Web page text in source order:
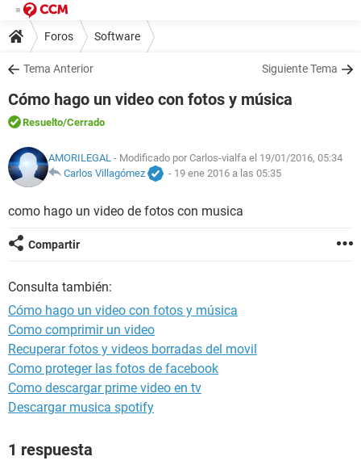
Foros Software
Tema Anterior Siguiente Tema
Cómo hago un video con fotos y música
Resuelto/Cerrado
AMORILEGAL - Modificado por Carlos-vialfa el 19/01/2016, 05:34
Carlos Villagómez
- 19 ene 2016 a las 05:35
como hago un video de fotos con musica
Compartir
Consulta también:
Cómo hago un video con fotos y música
Como comprimir un video
Recuperar fotos y videos borradas del movil
Como proteger las fotos de facebook
Como descargar prime video en tv
Descargar musica spotify
1 respuesta